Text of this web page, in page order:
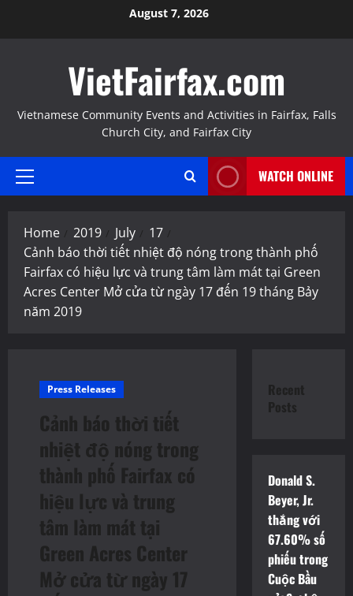
August 7, 2026
VietFairfax.com
Vietnamese Community Events and Activities in Fairfax, Falls
Church City, and Fairfax City
Primary
WATCH ONLINE
Home 2019 July
17
Cảnh báo thời tiết nhiệt độ nóng trong thành phố
Fairfax có hiệu lực và trung tâm làm mát tại Green
Acres Center Mở cửa từ ngày 17 đến 19 tháng Bảy
năm 2019
Press Releases
Cảnh báo thời tiết
nhiệt độ nóng trong
thành phố Fairfax có
hiệu lực và trung
tâm làm mát tại
Green Acres Center
Mở cửa từ ngày 17
Recent
Posts
Donald S.
Beyer, Jr.
thắng với
67.60% số
phiếu trong
Cuộc Bầu